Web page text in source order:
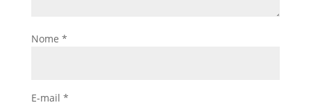
Nome *
E-mail *